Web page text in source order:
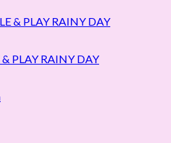
PLAY RAINY DAY